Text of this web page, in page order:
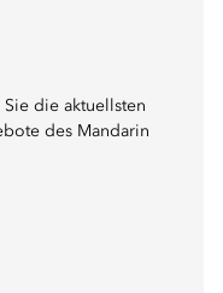
die aktuellsten
des Mandarin